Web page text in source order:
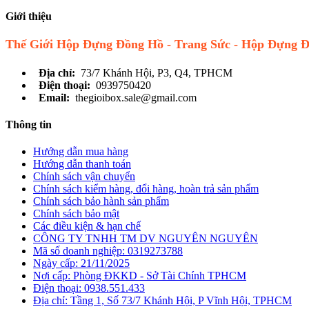
Giới thiệu
Thế Giới Hộp Đựng Đồng Hồ - Trang Sức - Hộp Đựng
Địa chỉ: 73/7 Khánh Hội, P3, Q4, TPHCM
Điện thoại: 0939750420
Email: thegioibox.sale@gmail.com
Thông tin
Hướng dẫn mua hàng
Hướng dẫn thanh toán
Chính sách vận chuyển
Chính sách kiểm hàng, đổi hàng, hoàn trả sản phẩm
Chính sách bảo hành sản phẩm
Chính sách bảo mật
Các điều kiện & hạn chế
CÔNG TY TNHH TM DV NGUYÊN NGUYÊN
Mã số doanh nghiệp: 0319273788
Ngày cấp: 21/11/2025
Nơi cấp: Phòng ĐKKD - Sở Tài Chính TPHCM
Điện thoại: 0938.551.433
Địa chỉ: Tầng 1, Số 73/7 Khánh Hội, P Vĩnh Hội, TPHCM